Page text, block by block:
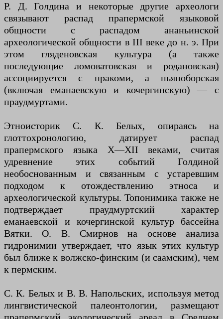
Р. Д. Голдина и некоторые другие археологи
связывают распад прапермской языковой
общности с распадом ананьинской
археологической общности в III веке до н. э. При
этом гляденовская культура (а также
последующие ломоватовская и родановская)
ассоциируется с пракоми, а пьяноборская
(включая еманаевскую и кочергинскую) — с
праудмуртами.
Этноисторик С. К. Белых, опираясь на
глоттохронологию, датирует распад
прапермского языка X—XII веками, считая
удревнение этих событий Голдиной
необоснованным и связанным с устаревшим
подходом к отождествлению этноса и
археологической культуры. Топонимика также не
подтверждает праудмуртский характер
еманаевской и кочергинской культур бассейна
Вятки. О. В. Смирнов на основе анализа
гидронимии утверждает, что язык этих культур
был ближе к волжско-финским (и саамским), чем
к пермским.
С. К. Белых и В. В. Напольских, используя метод
лингвистической палеонтологии, размещают